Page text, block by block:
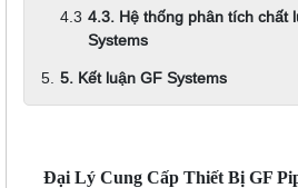
4.3. Hệ thống phân tích chất
Systems
5. Kết luận GF Systems
Đại Lý Cung Cấp Thiết Bị GF